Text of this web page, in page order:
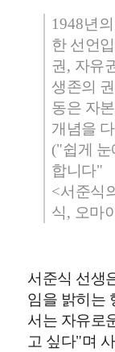
1948년
한 선언
권, 자유
생존의
동은 자
개념을
("쉽게
합니다"
<서준식
식, 오마
서준식 선생
임을 밝히는
서는 자유로
고 싶다"며